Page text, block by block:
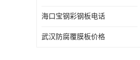
海口宝钢彩钢板电话
武汉防腐覆膜板价格